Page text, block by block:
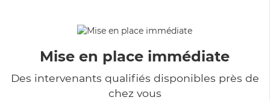
Mise en place immédiate
Des intervenants qualifiés disponibles près de
chez vous